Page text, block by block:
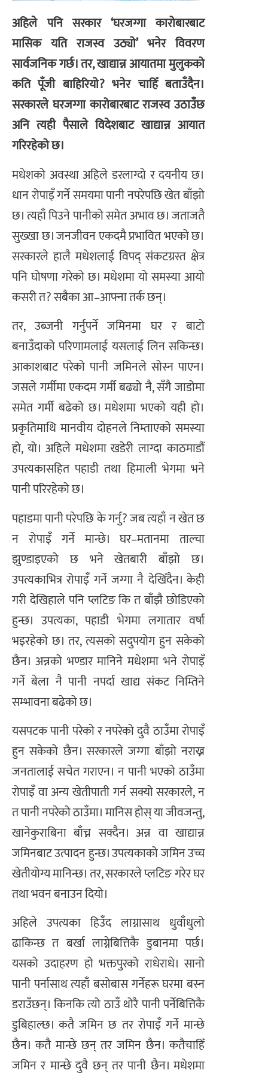
अहिले पनि सरकार ‘घरजग्गा कारोबारबाट
मासिक यति राजस्व उठ्यो’ भनेर विवरण
सार्वजनिक गर्छ। तर, खाद्यान्न आयातमा मुलुकको
कति पूँजी बाहिरियो? भनेर चाहिँ बताउँदैन।
सरकारले घरजग्गा कारोबारबाट राजस्व उठाउँछ
अनि त्यही पैसाले विदेशबाट खाद्यान्न आयात
गरिरहेको छ।
मधेशको अवस्था अहिले डरलाग्दो र दयनीय छ।
धान रोपाइँ गर्ने समयमा पानी नपरेपछि खेत बाँझो
छ। त्यहाँ पिउने पानीको समेत अभाव छ। जताजतै
सुख्खा छ। जनजीवन एकदमै प्रभावित भएको छ।
सरकारले हालै मधेशलाई विपद् संकटग्रस्त क्षेत्र
पनि घोषणा गरेको छ। मधेशमा यो समस्या आयो
कसरी त? सबैका आ–आफ्ना तर्क छन्।
तर, उब्जनी गर्नुपर्ने जमिनमा घर र बाटो
बनाउँदाको परिणामलाई यसलाई लिन सकिन्छ।
आकाशबाट परेको पानी जमिनले सोस्न पाएन।
जसले गर्मीमा एकदम गर्मी बढ्यो नै, सँगै जाडोमा
समेत गर्मी बढेको छ। मधेशमा भएको यही हो।
प्रकृतिमाथि मानवीय दोहनले निम्ताएको समस्या
हो, यो। अहिले मधेशमा खडेरी लाग्दा काठमाडौं
उपत्यकासहित पहाडी तथा हिमाली भेगमा भने
पानी परिरहेको छ।
पहाडमा पानी परेपछि के गर्नु? जब त्यहाँ न खेत छ
न रोपाइँ गर्ने मान्छे। घर–मतानमा ताल्चा
झुण्डाइएको छ भने खेतबारी बाँझो छ।
उपत्यकाभित्र रोपाइँ गर्ने जग्गा नै देखिँदैन। केही
गरी देखिहाले पनि प्लटिङ कि त बाँझै छोडिएको
हुन्छ। उपत्यका, पहाडी भेगमा लगातार वर्षा
भइरहेको छ। तर, त्यसको सदुपयोग हुन सकेको
छैन। अन्नको भण्डार मानिने मधेशमा भने रोपाइँ
गर्ने बेला नै पानी नपर्दा खाद्य संकट निम्तिने
सम्भावना बढेको छ।
यसपटक पानी परेको र नपरेको दुवै ठाउँमा रोपाइँ
हुन सकेको छैन। सरकारले जग्गा बाँझो नराख्न
जनतालाई सचेत गराएन। न पानी भएको ठाउँमा
रोपाइँ वा अन्य खेतीपाती गर्न सक्यो सरकारले, न
त पानी नपरेको ठाउँमा। मानिस होस् या जीवजन्तु,
खानेकुराबिना बाँच्न सक्दैन। अन्न वा खाद्यान्न
जमिनबाट उत्पादन हुन्छ। उपत्यकाको जमिन उच्च
खेतीयोग्य मानिन्छ। तर, सरकारले प्लटिङ गरेर घर
तथा भवन बनाउन दियो।
अहिले उपत्यका हिउँद लाग्नासाथ धुवाँधुलो
ढाकिन्छ त बर्खा लाग्नेबित्तिकै डुबानमा पर्छ।
यसको उदाहरण हो भक्तपुरको राधेराधे। सानो
पानी पर्नासाथ त्यहाँ बसोबास गर्नेहरू घरमा बस्न
डराउँछन्। किनकि त्यो ठाउँ थोरै पानी पर्नेबित्तिकै
डुबिहाल्छ। कतै जमिन छ तर रोपाइँ गर्ने मान्छे
छैन। कतै मान्छे छन् तर जमिन छैन। कतैचाहिँ
जमिन र मान्छे दुवै छन् तर पानी छैन। मधेशमा